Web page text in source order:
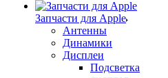
Запчасти для Apple
Антенны
Динамики
Дисплеи
Подсветка